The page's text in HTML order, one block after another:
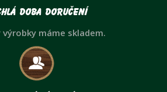
doba doručení
výrobky máme skladem.